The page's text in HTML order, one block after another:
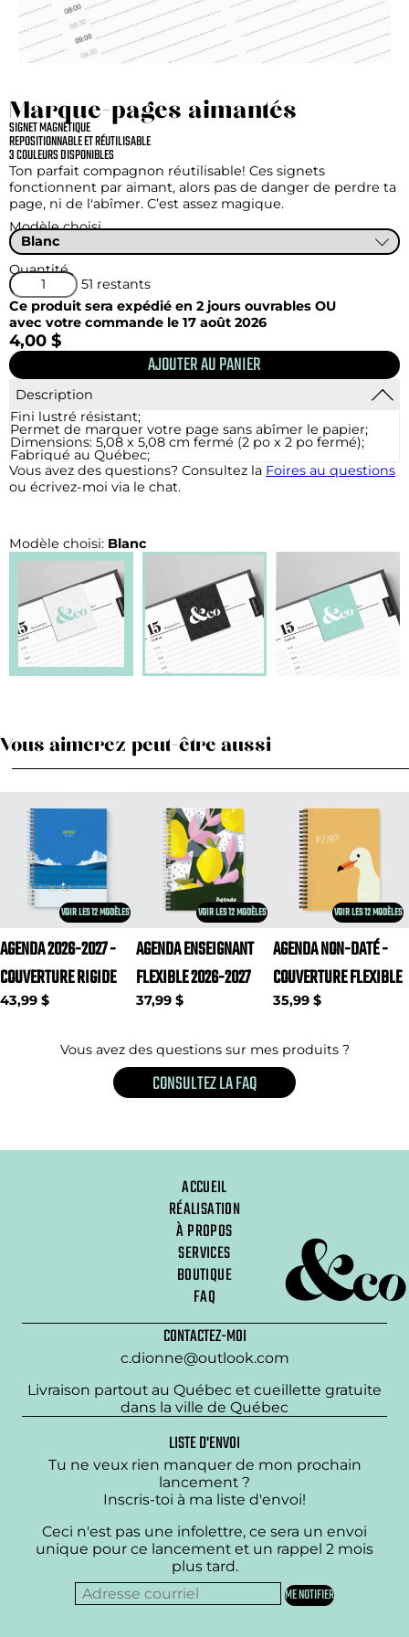
Marque-pages aimantés
SIGNET MAGNÉTIQUE
REPOSITIONNABLE ET RÉUTILISABLE
3 COULEURS DISPONIBLES
Ton parfait compagnon réutilisable! Ces signets
fonctionnent par aimant, alors pas de danger de perdre ta
page, ni de l'abîmer. C’est assez magique.
Modèle choisi
Quantité
51 restants
Ce produit sera expédié en 2 jours ouvrables OU
avec votre commande le 17 août 2026
4,00 $
Description
Fini lustré résistant;
Permet de marquer votre page sans abîmer le papier;
Dimensions: 5,08 x 5,08 cm fermé (2 po x 2 po fermé);
Fabriqué au Québec;
Vous avez des questions? Consultez la Foires au questions
ou écrivez-moi via le chat.
Modèle choisi: Blanc
Vous aimerez peut-être aussi
VOIR LES 12 MODÈLES
AGENDA 2026-2027 -
COUVERTURE RIGIDE
43,99 $
VOIR LES 12 MODÈLES
AGENDA ENSEIGNANT
FLEXIBLE 2026-2027
37,99 $
VOIR LES 12 MODÈLES
AGENDA NON-DATÉ -
COUVERTURE FLEXIBLE
35,99 $
Vous avez des questions sur mes produits ?
CONSULTEZ LA FAQ
ACCUEIL
RÉALISATION
À PROPOS
SERVICES
BOUTIQUE
FAQ
CONTACTEZ-MOI
c.dionne@outlook.com
Livraison partout au Québec et cueillette gratuite
dans la ville de Québec
LISTE D'ENVOI
Tu ne veux rien manquer de mon prochain
lancement ?
Inscris-toi à ma liste d'envoi!
Ceci n'est pas une infolettre, ce sera un envoi
unique pour ce lancement et un rappel 2 mois
plus tard.